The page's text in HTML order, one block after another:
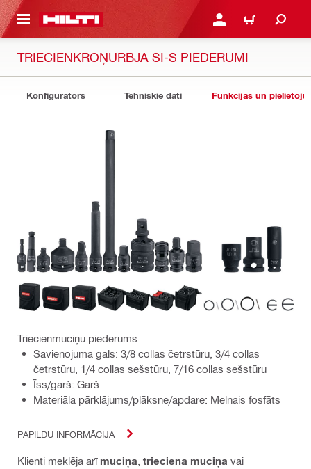
SATURU PIESLĒGTIES VAI
IEPIRKŠANĀS
TRIECIENKROŅURBJA SI-S PIEDERUMI
Konfigurators Tehniskie dati Funkcijas un
Triecienmuciņu piederums
Savienojuma gals: 3/8 collas četrstūru, 3/4 collas
četrstūru, 1/4 collas sešstūru, 7/16 collas sešstūru
Īss/garš: Garš
Materiāla pārklājums/plāksne/apdare: Melnais fosfāts
PAPILDU INFORMĀCIJA
Klienti meklēja arī muciņa trieciena muciņa vai